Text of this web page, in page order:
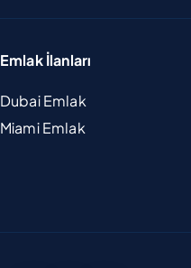
Emlak İlanları
Dubai Emlak
Miami Emlak